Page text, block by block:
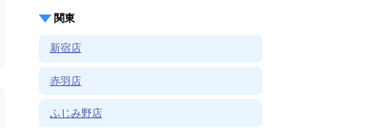
関東
新宿店
赤羽店
ふじみ野店